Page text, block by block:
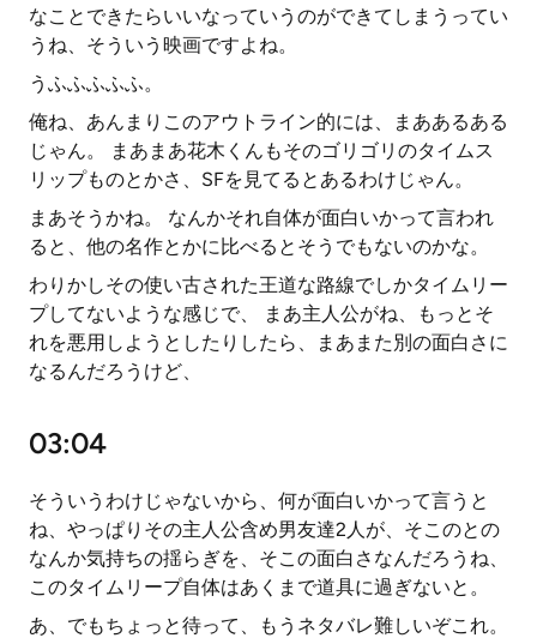
なことできたらいいなっていうのができてしまうってい
うね、そういう映画ですよね。
うふふふふふ。
俺ね、あんまりこのアウトライン的には、まああるある
じゃん。 まあまあ花木くんもそのゴリゴリのタイムス
リップものとかさ、SFを見てるとあるわけじゃん。
まあそうかね。 なんかそれ自体が面白いかって言われ
ると、他の名作とかに比べるとそうでもないのかな。
わりかしその使い古された王道な路線でしかタイムリー
プしてないような感じで、 まあ主人公がね、もっとそ
れを悪用しようとしたりしたら、まあまた別の面白さに
なるんだろうけど、
03:04
そういうわけじゃないから、何が面白いかって言うと
ね、やっぱりその主人公含め男友達2人が、そこのとの
なんか気持ちの揺らぎを、そこの面白さなんだろうね、
このタイムリープ自体はあくまで道具に過ぎないと。
あ、でもちょっと待って、もうネタバレ難しいぞこれ。